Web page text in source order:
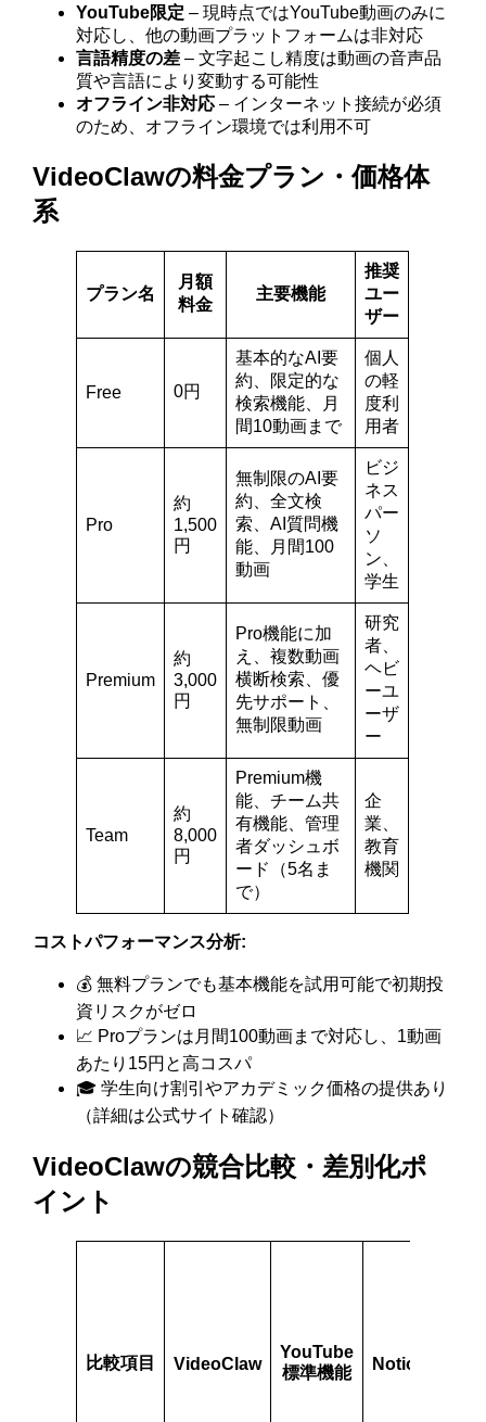
YouTube限定 – 現時点ではYouTube動画のみに
対応し、他の動画プラットフォームは非対応
言語精度の差 – 文字起こし精度は動画の音声品
質や言語により変動する可能性
オフライン非対応 – インターネット接続が必須
のため、オフライン環境では利用不可
VideoClawの料金プラン・価格体
系
プラン名
月額
料金
主要機能
推奨
ユー
ザー
Free 0円
基本的なAI要
約、限定的な
検索機能、月
間10動画まで
個人
の軽
度利
用者
Pro
約
1,500
円
無制限のAI要
約、全文検
索、AI質問機
能、月間100
動画
ビジ
ネス
パー
ソ
ン、
学生
Premium
約
3,000
円
Pro機能に加
え、複数動画
横断検索、優
先サポート、
無制限動画
研究
者、
ヘビ
ーユ
ーザ
ー
Team
約
8,000
円
Premium機
能、チーム共
有機能、管理
者ダッシュボ
ード（5名ま
で）
企
業、
教育
機関
コストパフォーマンス分析:
💰 無料プランでも基本機能を試用可能で初期投
資リスクがゼロ
📈 Proプランは月間100動画まで対応し、1動画
あたり15円と高コスパ
🎓 学生向け割引やアカデミック価格の提供あり
（詳細は公式サイト確認）
VideoClawの競合比較・差別化ポ
イント
比較項目 VideoClaw
YouTube
標準機能
NotionAI